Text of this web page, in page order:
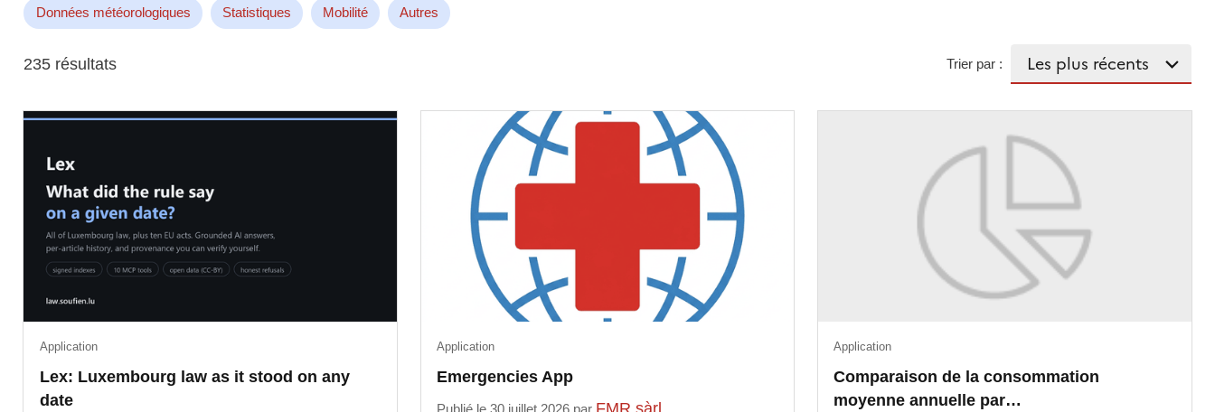
Données météorologiques Statistiques Mobilité Autres
235 résultats Trier par :
Lex: Luxembourg law as it stood on any
date
Application
Emergencies App
Application
Publié le 30 juillet 2026 par FMR sàrl
Comparaison de la consommation
moyenne annuelle par…
Application